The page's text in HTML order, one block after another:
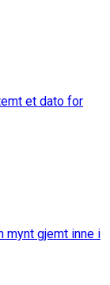
et dato for
mynt gjemt inne i